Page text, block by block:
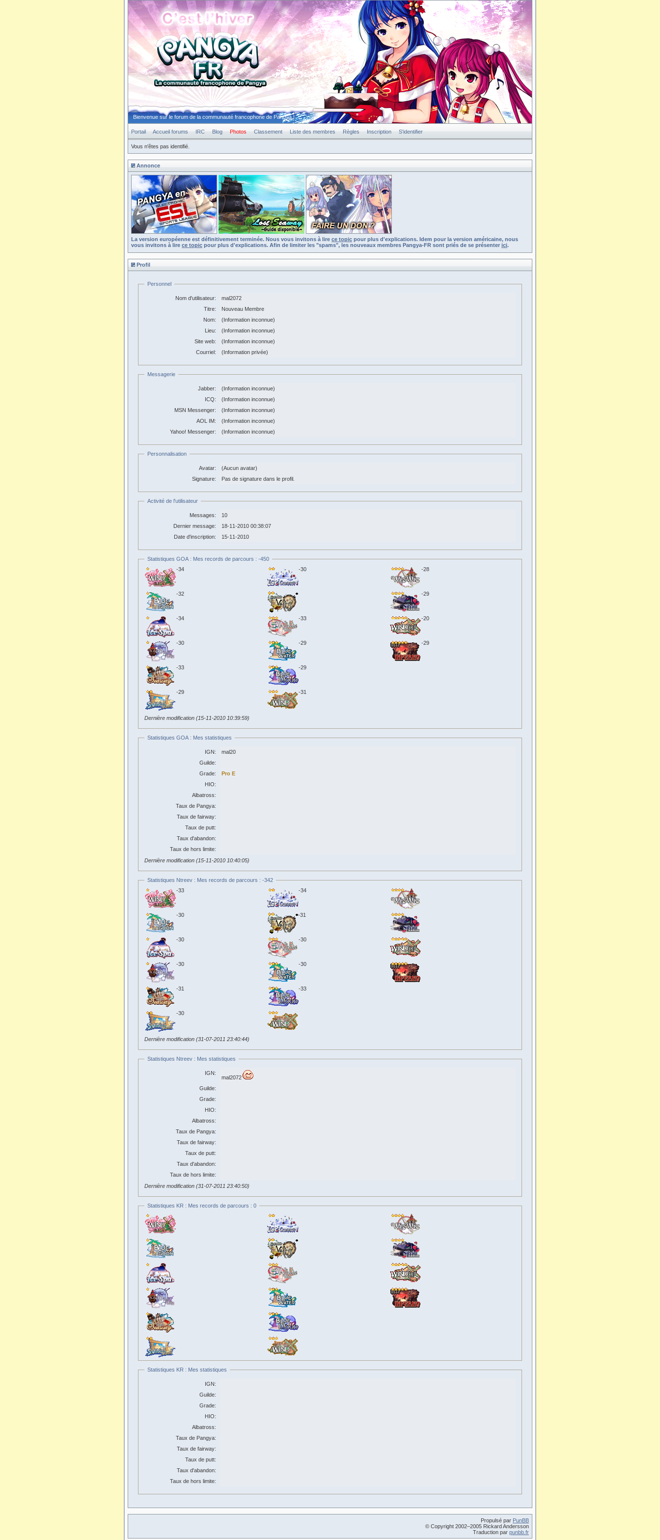
Bienvenue sur le forum de la communauté francophone de Pangya !
Portail Accueil forums IRC Blog Photos Classement Liste des membres Règles Inscription S'identifier
Vous n'êtes pas identifié.
Annonce
La version européenne est définitivement terminée. Nous vous invitons à lire ce topic pour plus d'explications. Idem pour la version américaine, nous
vous invitons à lire ce topic pour plus d'explications. Afin de limiter les "spams", les nouveaux membres Pangya-FR sont priés de se présenter ici.
Profil
Personnel
Nom d'utilisateur:
mal2072
Titre:
Nouveau Membre
Nom:
(Information inconnue)
Lieu:
(Information inconnue)
Site web:
(Information inconnue)
Courriel:
(Information privée)
Messagerie
Jabber:
(Information inconnue)
ICQ:
(Information inconnue)
MSN Messenger:
(Information inconnue)
AOL IM:
(Information inconnue)
Yahoo! Messenger:
(Information inconnue)
Personnalisation
Avatar:
(Aucun avatar)
Signature:
Pas de signature dans le profil.
Activité de l'utilisateur
Messages:
10
Dernier message:
18-11-2010 00:38:07
Date d'inscription:
15-11-2010
Statistiques GOA : Mes records de parcours : -450
-34
-32
-34
-30
-33
-29
-30
-33
-29
-29
-31
-28
-29
-20
-29
Dernière modification (15-11-2010 10:39:59)
Statistiques GOA : Mes statistiques
IGN:
mal20
Guilde:
Grade:
Pro E
HIO:
Albatross:
Taux de Pangya:
Taux de fairway:
Taux de putt:
Taux d'abandon:
Taux de hors limite:
Dernière modification (15-11-2010 10:40:05)
Statistiques Ntreev : Mes records de parcours : -342
-33
-30
-30
-30
-31
-30
-34
-31
-30
-30
-33
Dernière modification (31-07-2011 23:40:44)
Statistiques Ntreev : Mes statistiques
IGN:
mal2072
Guilde:
Grade:
HIO:
Albatross:
Taux de Pangya:
Taux de fairway:
Taux de putt:
Taux d'abandon:
Taux de hors limite:
Dernière modification (31-07-2011 23:40:50)
Statistiques KR : Mes records de parcours : 0
Statistiques KR : Mes statistiques
IGN:
Guilde:
Grade:
HIO:
Albatross:
Taux de Pangya:
Taux de fairway:
Taux de putt:
Taux d'abandon:
Taux de hors limite:
Propulsé par PunBB
© Copyright 2002–2005 Rickard Andersson
Traduction par punbb.fr